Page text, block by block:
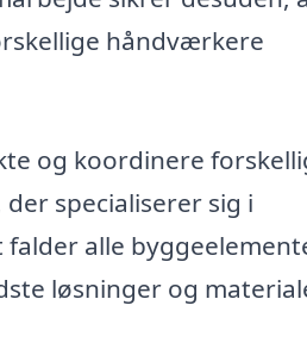
håndværkere
og koordinere
specialiserer sig i
alle
løsninger og